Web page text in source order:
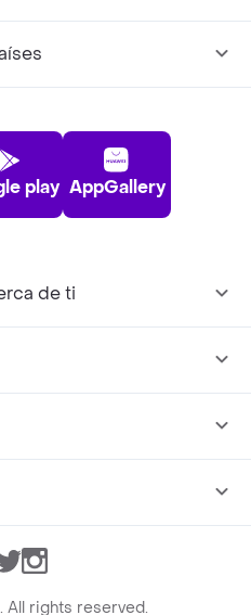
play AppGallery
de ti
TwitterInstagram
All rights reserved.